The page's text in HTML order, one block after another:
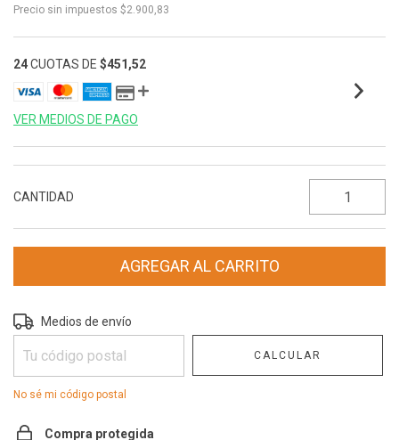
Precio sin impuestos $2.900,83
24CUOTAS DE $451,52
VER MEDIOS DE PAGO
CANTIDAD
Entregas para el CP:
Medios de envío
CALCULAR
No sé mi código postal
Compra protegida